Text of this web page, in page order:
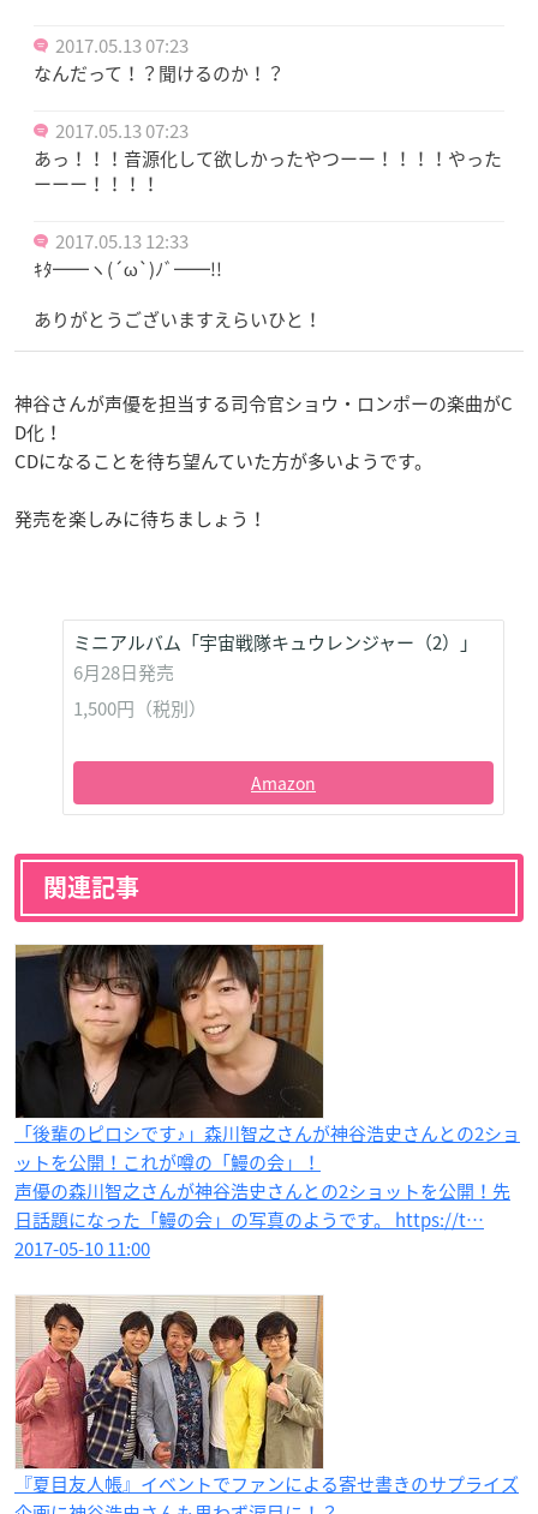
2017.05.13 07:23
なんだって！？聞けるのか！？
2017.05.13 07:23
あっ！！！音源化して欲しかったやつーー！！！！やった
ーーー！！！！
2017.05.13 12:33
ｷﾀ━━ヽ(´ω`)ﾉﾞ━━!!
ありがとうございますえらいひと！
神谷さんが声優を担当する司令官ショウ・ロンポーの楽曲がC
D化！
CDになることを待ち望んていた方が多いようです。
発売を楽しみに待ちましょう！
ミニアルバム「宇宙戦隊キュウレンジャー（2）​」
6月28日発売
1,500円（税別）
Amazon
関連記事
「後輩のピロシです♪​」森川智之さんが神谷浩史さんとの2ショ
ットを公開！これが噂の「鰻の会」！
声優の森川智之さんが神谷浩史さんとの2ショットを公開！先
日話題になった「鰻の会」の写真のようです。 https://t…
2017-05-10 11:00
『夏目友人帳』イベントでファンによる寄せ書きのサプライズ